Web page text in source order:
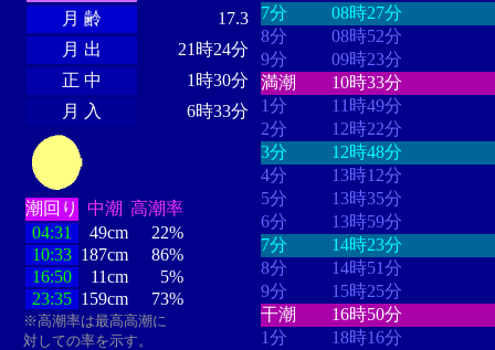
月 齢
17.3
月 出
21時24分
正 中
1時30分
月 入
6時33分
潮回り 中潮 高潮率
04:31
49cm
22%
10:33 187cm
86%
16:50
11cm
5%
23:35 159cm 73%
※高潮率は最高高潮に
対しての率を示す。
7分
08時27分
8分
08時52分
9分
09時23分
満潮
10時33分
1分
11時49分
2分
12時22分
3分
12時48分
4分
13時12分
5分
13時35分
6分
13時59分
7分
14時23分
8分
14時51分
9分
15時25分
干潮
16時50分
1分
18時16分